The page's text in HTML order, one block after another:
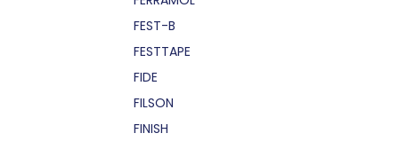
FEST-B
FESTTAPE
FIDE
FILSON
FINISH